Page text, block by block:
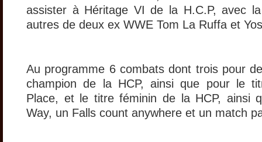
assister à Héritage VI de la H.C.P, avec
autres de deux ex WWE Tom La Ruffa et
Au programme 6 combats dont trois pour
champion de la HCP, ainsi que pour le
Place, et le titre féminin de la HCP, ainsi
Way, un Falls count anywhere et un match